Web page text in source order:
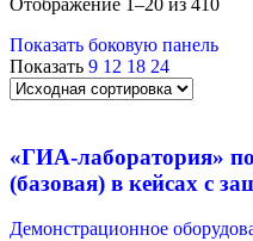
Показать боковую панель
Показать 9 12 18 24
«ГИА-лаборатория»
(базовая) в кейсах с
Демонстрационное